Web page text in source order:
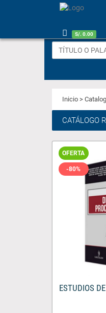
S/. 0.00
Inicio >
CATÁLOGO
OFERTA
-80%
ESTUDIOS